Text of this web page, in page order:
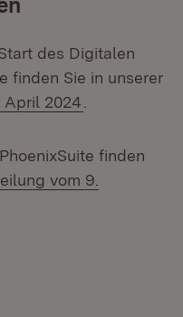
des Digitalen
finden Sie in unserer
April 2024
finden
vom 9.